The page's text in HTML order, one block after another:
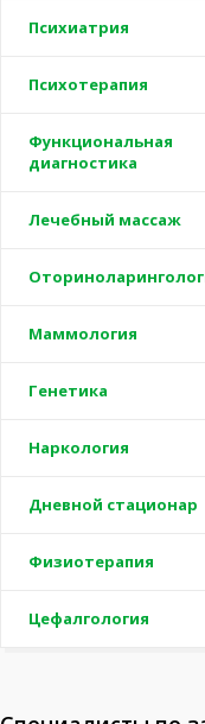
Психиатрия
Психотерапия
Функциональная
диагностика
Лечебный массаж
Маммология
Генетика
Наркология
Дневной стационар
Физиотерапия
Цефалгология